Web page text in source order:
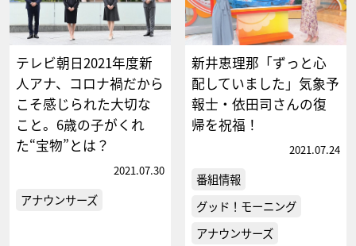
テレビ朝日2021年度新
人アナ、コロナ禍だから
こそ感じられた大切な
こと。6歳の子がくれ
た“宝物”とは？
2021.07.30
アナウンサーズ
新井恵理那「ずっと心
配していました」気象予
報士・依⽥司さんの復
帰を祝福！
2021.07.24
番組情報
グッド！モーニング
アナウンサーズ